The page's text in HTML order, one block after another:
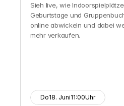
Sieh live, wie
Geburtstage und
online abwickeln und dabei
mehr verkaufen.
Do18. Juni11:00Uhr